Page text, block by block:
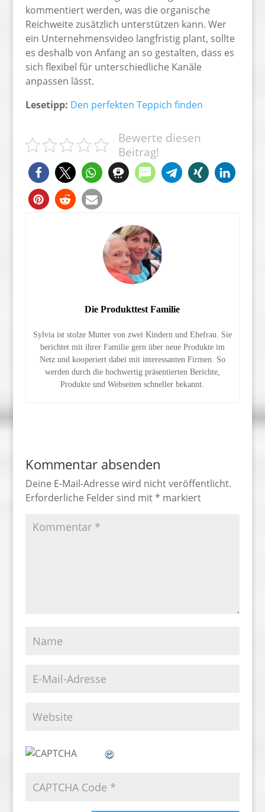
kommentiert werden, was die organische
Reichweite zusätzlich unterstützen kann. Wer
ein Unternehmensvideo langfristig plant, sollte
es deshalb von Anfang an so gestalten, dass es
sich flexibel für unterschiedliche Kanäle
anpassen lässt.
Lesetipp: Den perfekten Teppich finden
Bewerte diesen
Beitrag!
Die Produkttest Familie
Sylvia ist stolze Mutter von zwei Kindern und Ehefrau. Sie
berichtet mit ihrer Familie gern über neue Produkte im
Netz und kooperiert dabei mit interessanten Firmen. So
werden durch die hochwertig präsentierten Berichte,
Produkte und Webseiten schneller bekannt.
Kommentar absenden
Deine E-Mail-Adresse wird nicht veröffentlicht.
Erforderliche Felder sind mit* markiert